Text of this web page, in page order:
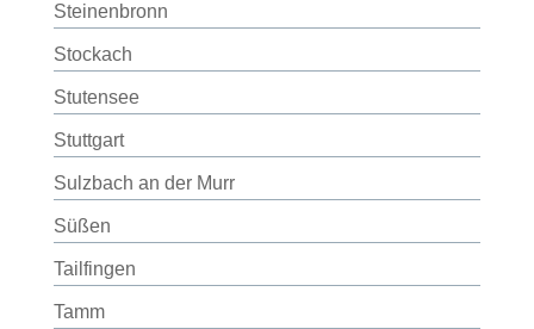
Steinenbronn
Stockach
Stutensee
Stuttgart
Sulzbach an der Murr
Süßen
Tailfingen
Tamm